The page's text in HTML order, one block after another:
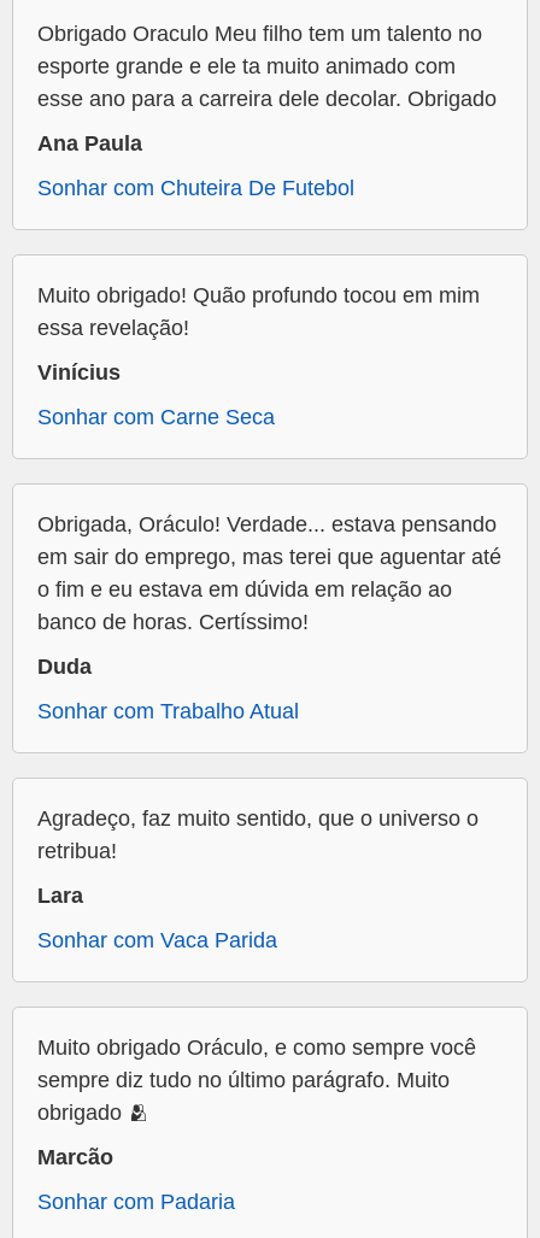
Obrigado Oraculo Meu filho tem um talento no
esporte grande e ele ta muito animado com
esse ano para a carreira dele decolar. Obrigado
Ana Paula
Sonhar com Chuteira De Futebol
Muito obrigado! Quão profundo tocou em mim
essa revelação!
Vinícius
Sonhar com Carne Seca
Obrigada, Oráculo! Verdade... estava pensando
em sair do emprego, mas terei que aguentar até
o fim e eu estava em dúvida em relação ao
banco de horas. Certíssimo!
Duda
Sonhar com Trabalho Atual
Agradeço, faz muito sentido, que o universo o
retribua!
Lara
Sonhar com Vaca Parida
Muito obrigado Oráculo, e como sempre você
sempre diz tudo no último parágrafo. Muito
obrigado 🫂
Marcão
Sonhar com Padaria